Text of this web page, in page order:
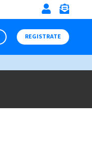
REGISTRATE